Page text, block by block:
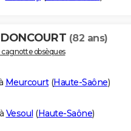
(82 ans)
obsèques
Meurcourt(Haute-Saône)
Vesoul (Haute-Saône)